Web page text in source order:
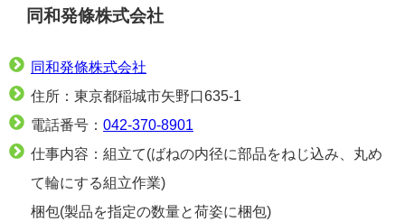
同和発條株式会社
同和発條株式会社
住所：東京都稲城市矢野口635-1
電話番号： 042-370-8901
仕事内容：組立て(ばねの内径に部品をねじ込み、丸め
て輪にする組立作業)
梱包(製品を指定の数量と荷姿に梱包)